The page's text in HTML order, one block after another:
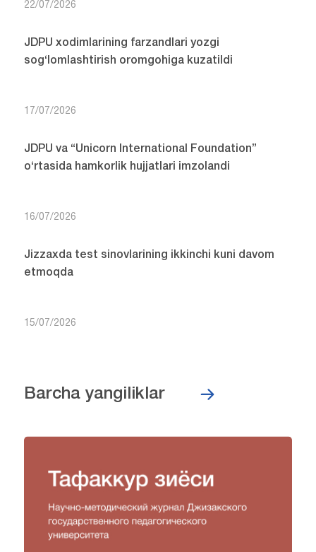
22/07/2026
JDPU xodimlarining farzandlari yozgi
sog‘lomlashtirish oromgohiga kuzatildi
17/07/2026
JDPU va “Unicorn International Foundation”
o‘rtasida hamkorlik hujjatlari imzolandi
16/07/2026
Jizzaxda test sinovlarining ikkinchi kuni davom
etmoqda
15/07/2026
Barcha yangiliklar